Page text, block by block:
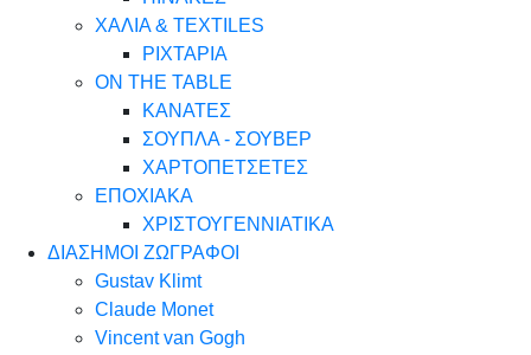
ΧΑΛΙΑ & TEXTILES
ΡΙΧΤΑΡΙΑ
ON THE TABLE
ΚΑΝΑΤΕΣ
ΣΟΥΠΛΑ - ΣΟΥΒΕΡ
ΧΑΡΤΟΠΕΤΣΕΤΕΣ
ΕΠΟΧΙΑΚΑ
ΧΡΙΣΤΟΥΓΕΝΝΙΑΤΙΚΑ
ΔΙΑΣΗΜΟΙ ΖΩΓΡΑΦΟΙ
Gustav Klimt
Claude Monet
Vincent van Gogh